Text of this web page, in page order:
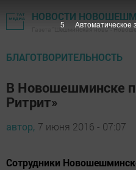
НОВОСТИ
Газета "Шешминская новь" -
БЛАГОТВОРИТЕЛЬНОСТЬ
В Новошешминске
Ритрит»
автор, 7 июня 2016 - 07:07
Сотрудники
4 Автоматическое